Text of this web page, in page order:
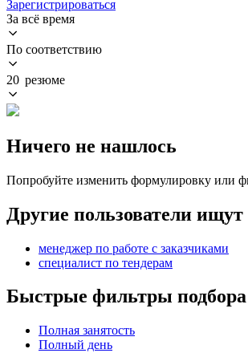
Зарегистрироваться
За всё время
По соответствию
20 резюме
Ничего не нашлось
Попробуйте изменить формулировку или
Другие пользователи ищут
менеджер по работе с заказчиками
специалист по тендерам
Быстрые фильтры
Полная занятость
Полный день